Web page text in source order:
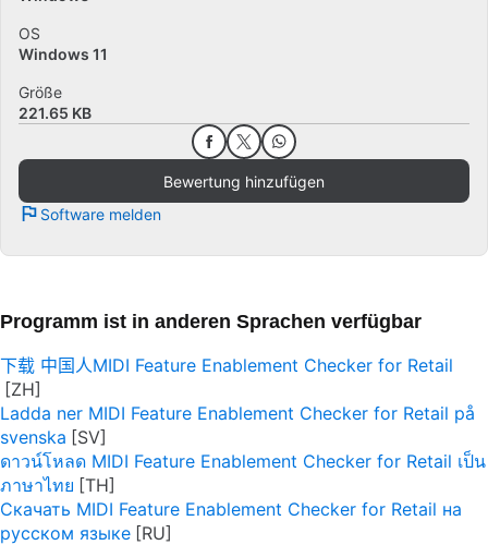
OS
Windows 11
Größe
221.65 KB
Bewertung hinzufügen
Software melden
Programm ist in anderen Sprachen verfügbar
下载 中国人MIDI Feature Enablement Checker for Retail
Ladda ner MIDI Feature Enablement Checker for Retail på
svenska
ดาวน์โหลด MIDI Feature Enablement Checker for Retail เป็น
ภาษาไทย
Скачать MIDI Feature Enablement Checker for Retail на
русском языке